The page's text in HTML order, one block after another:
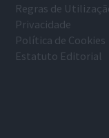
Regras de
Privacidade
Política de Cookies
Estatuto Editorial